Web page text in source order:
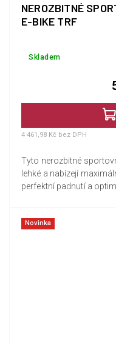
NEROZBITNÉ
E-BIKE TRF
Skladem
4 461,98 Kč bez DPH
Tyto nerozbitné
lehké a nabízejí
perfektní padnutí a
Novinka